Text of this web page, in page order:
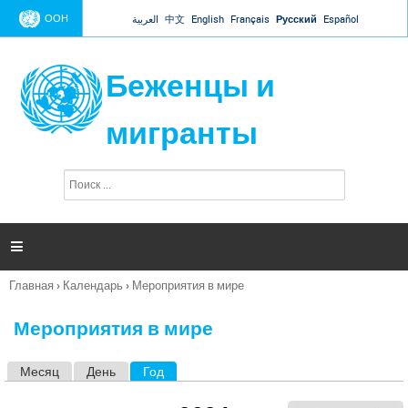
Jump to navigation
ООН العربية 中文 English Français Русский Español
Беженцы и
мигранты
п
и

Вы
Главная › Календарь › Мероприятия в мире
Мероприятия в мире
Месяц День Год